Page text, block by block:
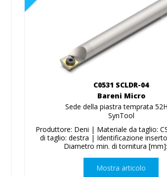
C0531 SCLDR-04
Bareni Micro
Sede della piastra temprata
SynTool
Produttore: Deni | Materiale da taglio:
di taglio: destra | Identificazione
Diametro min. di tornitura
Mostra articolo